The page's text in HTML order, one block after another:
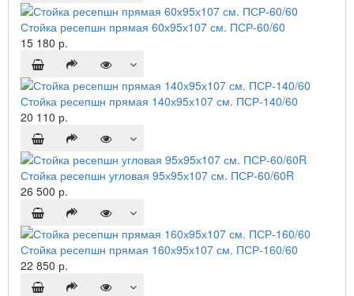
Стойка ресепшн прямая 60х95х107 см. ПСР-60/60
15 180 р.
Стойка ресепшн прямая 140х95х107 см. ПСР-140/60
20 110 р.
Стойка ресепшн угловая 95х95х107 см. ПСР-60/60R
26 500 р.
Стойка ресепшн прямая 160х95х107 см. ПСР-160/60
22 850 р.